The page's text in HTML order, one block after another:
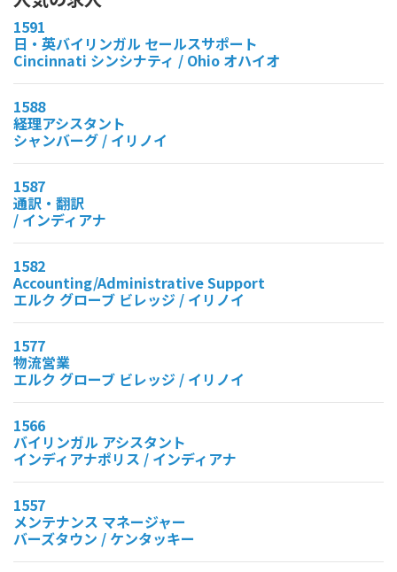
1591
日・英バイリンガル セールスサポート
Cincinnati シンシナティ / Ohio オハイオ
1588
経理アシスタント
シャンバーグ / イリノイ
1587
通訳・翻訳
/ インディアナ
1582
Accounting/Administrative Support
エルク グローブ ビレッジ / イリノイ
1577
物流営業
エルク グローブ ビレッジ / イリノイ
1566
バイリンガル アシスタント
インディアナポリス / インディアナ
1557
メンテナンス マネージャー
バーズタウン / ケンタッキー